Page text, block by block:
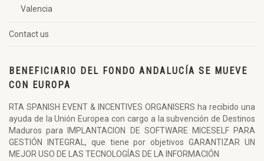
Valencia
Contact us
BENEFICIARIO DEL FONDO ANDALUCÍA SE MUEVE
CON EUROPA
RTA SPANISH EVENT & INCENTIVES ORGANISERS ha recibido una
ayuda de la Unión Europea con cargo a la subvención de Destinos
Maduros para IMPLANTACION DE SOFTWARE MICESELF PARA
GESTIÓN INTEGRAL, que tiene por objetivos GARANTIZAR UN
MEJOR USO DE LAS TECNOLOGÍAS DE LA INFORMACIÓN